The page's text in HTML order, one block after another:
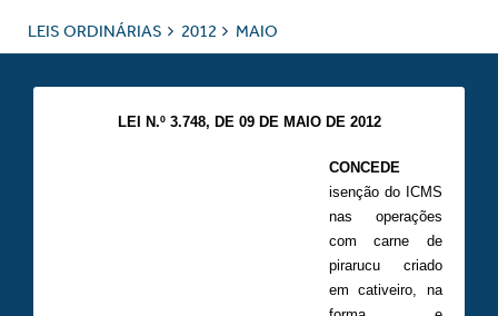
LEIS ORDINÁRIAS 2012 MAIO
LEI N.º 3.748, DE 09 DE MAIO DE 2012
CONCEDE
isenção do ICMS
nas operações
com carne de
pirarucu criado
em cativeiro, na